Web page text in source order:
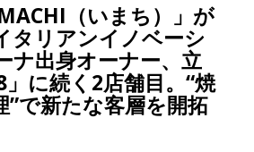
（いまち）」が
タリアンイノベーシ
ナ出身オーナー、立
に続く2店舗目。“焼
”で新たな客層を開拓